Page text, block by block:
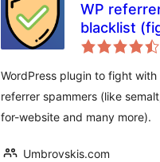
WP
blacklist
2040+
(Google/
Analytics)
WordPress plugin to fight
referrer spammers (like
for-website and many more).
Umbrovskis.com